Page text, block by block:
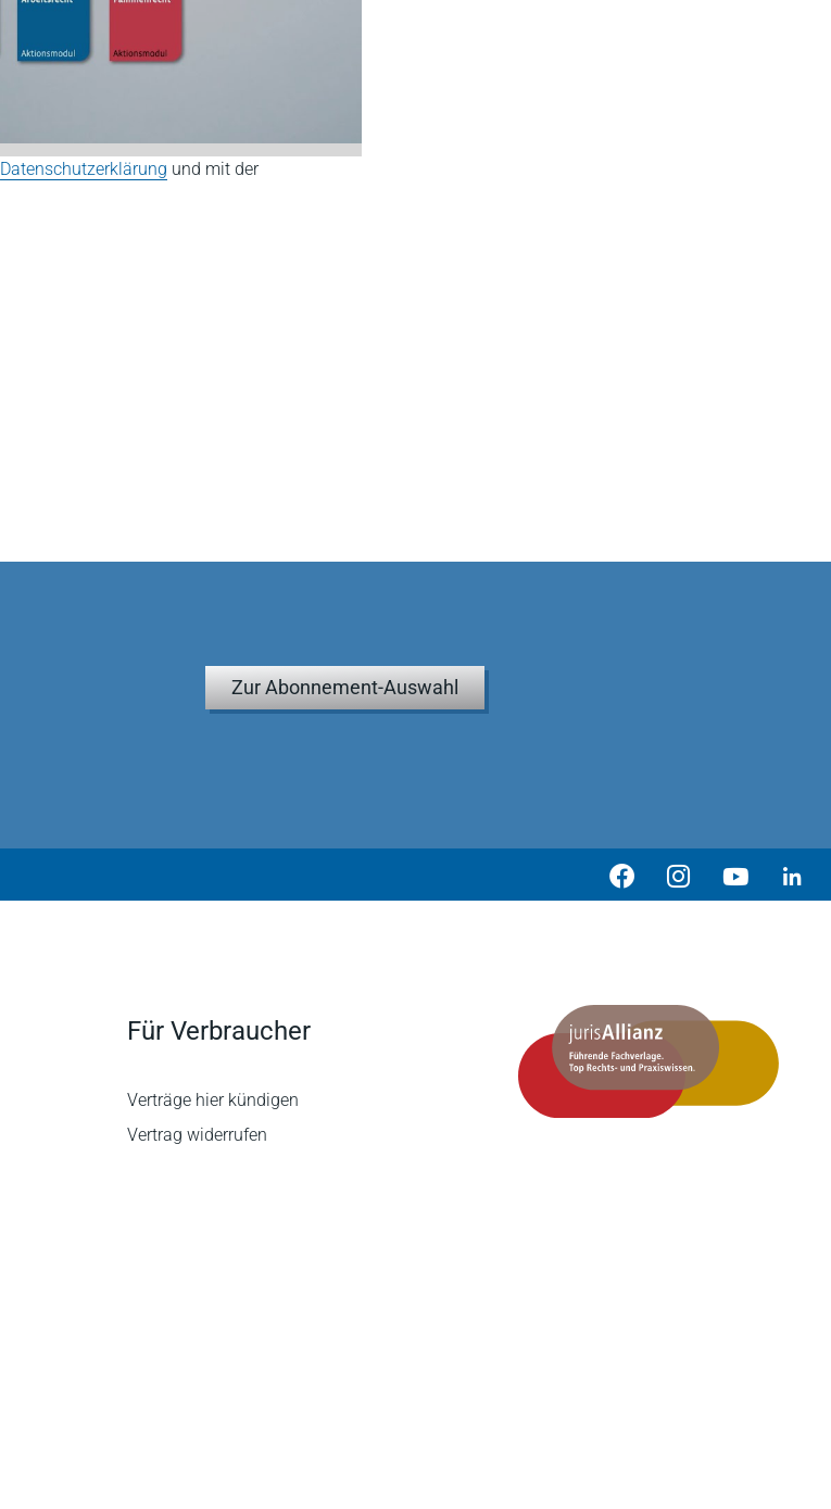
Datenschutzerklärung und mit der
Zur Abonnement-Auswahl
Für Verbraucher
Verträge hier kündigen
Vertrag widerrufen